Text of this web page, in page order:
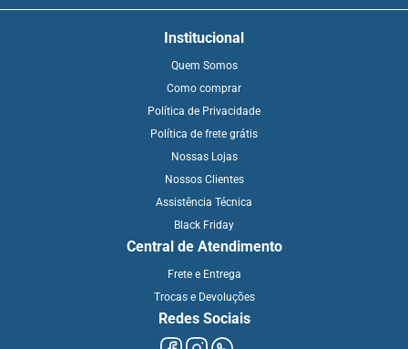
Institucional
Quem Somos
Como comprar
Política de Privacidade
Política de frete grátis
Nossas Lojas
Nossos Clientes
Assistência Técnica
Black Friday
Central de Atendimento
Frete e Entrega
Trocas e Devoluções
Redes Sociais